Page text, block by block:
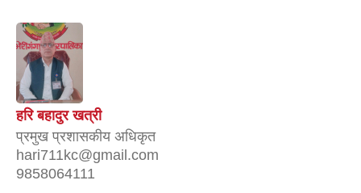
हरि बहादुर खत्री
प्रमुख प्रशासकीय अधिकृत
hari711kc@gmail.com
9858064111